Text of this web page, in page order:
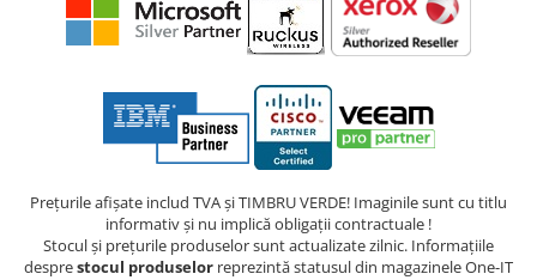
Prețurile afișate includ TVA și TIMBRU VERDE! Imaginile sunt cu titlu
informativ și nu implică obligații contractuale !
Stocul și prețurile produselor sunt actualizate zilnic. Informațiile
desprestocul produselor reprezintă statusul din magazinele One-IT